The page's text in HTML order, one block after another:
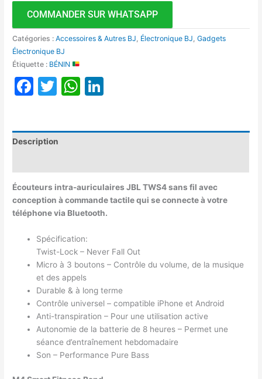
COMMANDER SUR WHATSAPP
Catégories :Accessoires & Autres BJ, Électronique BJ,Gadgets
Électronique BJ
Étiquette : BÉNIN
Facebook
TwitterWhatsApp
Description
Écouteurs intra-auriculaires JBL TWS4 sans fil avec
conception à commande tactile qui se connecte à votre
téléphone via Bluetooth.
Spécification:
Twist-Lock – Never Fall Out
Micro à 3 boutons – Contrôle du volume, de la musique
et des appels
Durable & à long terme
Contrôle universel – compatible iPhone et Android
Anti-transpiration – Pour une utilisation active
Autonomie de la batterie de 8 heures – Permet une
séance d’entraînement hebdomadaire
Son – Performance Pure Bass